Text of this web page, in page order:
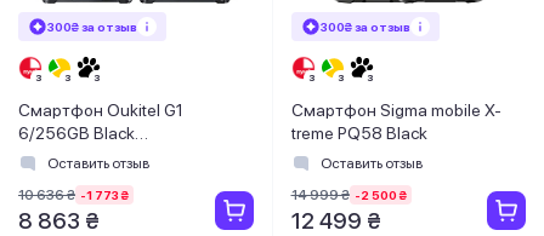
300₴ за отзыв
Смартфон Oukitel G1
6/256GB Black
(6931940757874)
Оставить отзыв
10 636 ₴ -1 773 ₴
8 863 ₴
300₴ за отзыв
Смартфон Sigma mobile X-
treme PQ58 Black
Оставить отзыв
14 999 ₴ -2 500 ₴
12 499 ₴